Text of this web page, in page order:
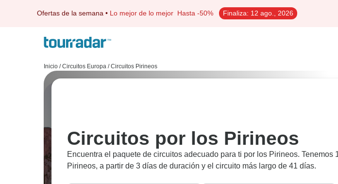
Ofertas de la semana • Lo mejor de lo mejor Hasta -50% Finaliza: 12 ago., 2026
Inicio / Circuitos Europa / Circuitos Pirineos
Circuitos por los Pirineos
Encuentra el paquete de circuitos adecuado para ti por los Pirineos. Tenemos
Pirineos, a partir de 3 días de duración y el circuito más largo de 41 días.